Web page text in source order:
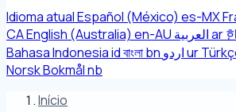
Idioma atualEspañol (México) es-MX
CAEnglish (Australia) en-AU العربيةar
Bahasa Indonesiaidবাংলাbn اردوur
Norsk Bokmålnb
Início